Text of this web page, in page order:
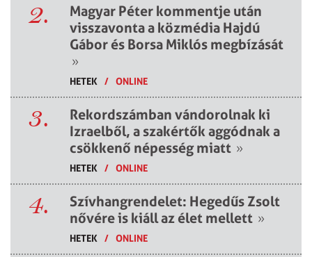
2.
Magyar Péter kommentje után
visszavonta a közmédia Hajdú
Gábor és Borsa Miklós megbízását
»
HETEK / ONLINE
3.
Rekordszámban vándorolnak ki
Izraelből, a szakértők aggódnak a
csökkenő népesség miatt »
HETEK / ONLINE
4.
Szívhangrendelet: Hegedűs Zsolt
nővére is kiáll az élet mellett »
HETEK / ONLINE